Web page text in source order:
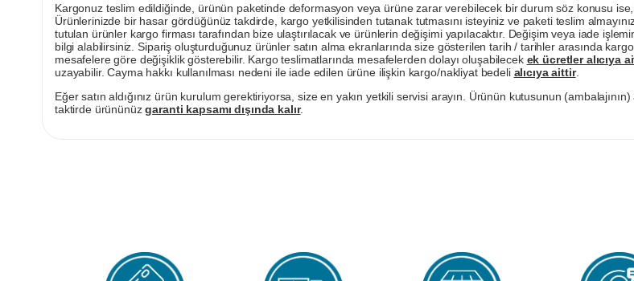
Kargonuz teslim edildiğinde, ürünün paketinde deformasyon veya ürüne zarar verebilecek bir durum söz konusu
Ürünlerinizde bir hasar gördüğünüz takdirde, kargo yetkilisinden tutanak tutmasını isteyiniz ve paketi teslim
tutulan ürünler kargo firması tarafından bize ulaştırılacak ve ürünlerin değişimi yapılacaktır. Değişim veya iade
bilgi alabilirsiniz. Sipariş oluşturduğunuz ürünler satın alma ekranlarında size gösterilen tarih / tarihler arasında
mesafelere göre değişiklik gösterebilir. Kargo teslimatlarında mesafelerden dolayı oluşabilecek ek ücretler alıcıya
uzayabilir. Cayma hakkı kullanılması nedeni ile iade edilen ürüne ilişkin kargo/nakliyat bedeli alıcıya aittir.
Eğer satın aldığınız ürün kurulum gerektiriyorsa, size en yakın yetkili servisi arayın. Ürünün kutusunun
taktirde ürününüzgaranti kapsamı dışında kalır.